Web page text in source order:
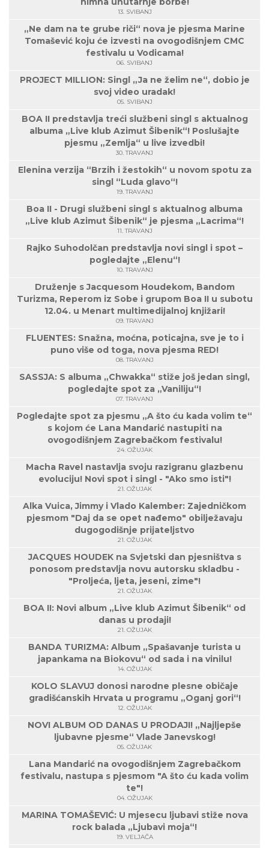
13. SVIBANJ
„Ne dam na te grube riči“ nova je pjesma Marine
Tomašević koju će izvesti na ovogodišnjem CMC
festivalu u Vodicama!
06. SVIBANJ
PROJECT MILLION: Singl „Ja ne želim ne“, dobio je
svoj video uradak!
05. SVIBANJ
BOA II predstavlja treći službeni singl s aktualnog
albuma „Live klub Azimut Šibenik“! Poslušajte
pjesmu „Zemlja“ u live izvedbi!
30. TRAVANJ
Elenina verzija “Brzih i žestokih“ u novom spotu za
singl “Luda glavo“!
19. TRAVANJ
Boa II - Drugi službeni singl s aktualnog albuma
„Live klub Azimut Šibenik“ je pjesma „Lacrima“!
11. TRAVANJ
Rajko Suhodolčan predstavlja novi singl i spot –
pogledajte „Elenu“!
10. TRAVANJ
Druženje s Jacquesom Houdekom, Bandom
Turizma, Reperom iz Sobe i grupom Boa II u subotu
12.04. u Menart multimedijalnoj knjižari!
09. TRAVANJ
FLUENTES: Snažna, moćna, poticajna, sve je to i
puno više od toga, nova pjesma RED!
08. TRAVANJ
SASSJA: S albuma „Chwakka“ stiže još jedan singl,
pogledajte spot za „Vaniliju“!
07. TRAVANJ
Pogledajte spot za pjesmu „A što ću kada volim te“
s kojom će Lana Mandarić nastupiti na
ovogodišnjem Zagrebačkom festivalu!
24. OŽUJAK
Macha Ravel nastavlja svoju razigranu glazbenu
evoluciju! Novi spot i singl - "Ako smo isti"!
21. OŽUJAK
Alka Vuica, Jimmy i Vlado Kalember: Zajedničkom
pjesmom "Daj da se opet nađemo" obilježavaju
dugogodišnje prijateljstvo
21. OŽUJAK
JACQUES HOUDEK na Svjetski dan pjesništva s
ponosom predstavlja novu autorsku skladbu -
"Proljeća, ljeta, jeseni, zime"!
21. OŽUJAK
BOA II: Novi album „Live klub Azimut Šibenik“ od
danas u prodaji!
21. OŽUJAK
BANDA TURIZMA: Album „Spašavanje turista u
japankama na Biokovu“ od sada i na vinilu!
14. OŽUJAK
KOLO SLAVUJ donosi narodne plesne običaje
gradišćanskih Hrvata u programu „Oganj gori“!
12. OŽUJAK
NOVI ALBUM OD DANAS U PRODAJI! „Najljepše
ljubavne pjesme“ Vlade Janevskog!
05. OŽUJAK
Lana Mandarić na ovogodišnjem Zagrebačkom
festivalu, nastupa s pjesmom "A što ću kada volim
te"!
04. OŽUJAK
MARINA TOMAŠEVIĆ: U mjesecu ljubavi stiže nova
rock balada „Ljubavi moja“!
19. VELJAČA